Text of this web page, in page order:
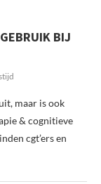
BIJ
maar is ook
& cognitieve
cgt’ers en